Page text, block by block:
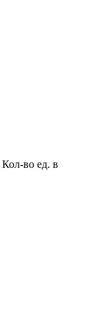
Кол-во ед. в